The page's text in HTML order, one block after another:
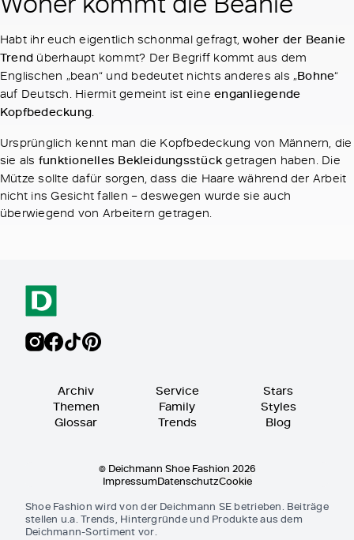
Habt ihr euch eigentlich schonmal gefragt,woher der Beanie
Trend überhaupt kommt? Der Begriff kommt aus dem
Englischen „bean“ und bedeutet nichts anderes als „Bohne“
auf Deutsch. Hiermit gemeint ist eineenganliegende
Kopfbedeckung
Ursprünglich kennt man die Kopfbedeckung von Männern, die
sie als funktionelles Bekleidungsstück getragen haben. Die
Mütze sollte dafür sorgen, dass die Haare während der Arbeit
nicht ins Gesicht fallen – deswegen wurde sie auch
überwiegend von Arbeitern getragen.
Archiv
Themen
Glossar
Service
Family
Trends
Stars
Styles
Blog
© Deichmann Shoe Fashion 2026
ImpressumDatenschutzCookie
Shoe Fashion wird von der Deichmann SE betrieben. Beiträge
stellen u.a. Trends, Hintergründe und Produkte aus dem
Deichmann-Sortiment vor.